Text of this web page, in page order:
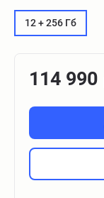
12 + 256 Гб
114 990